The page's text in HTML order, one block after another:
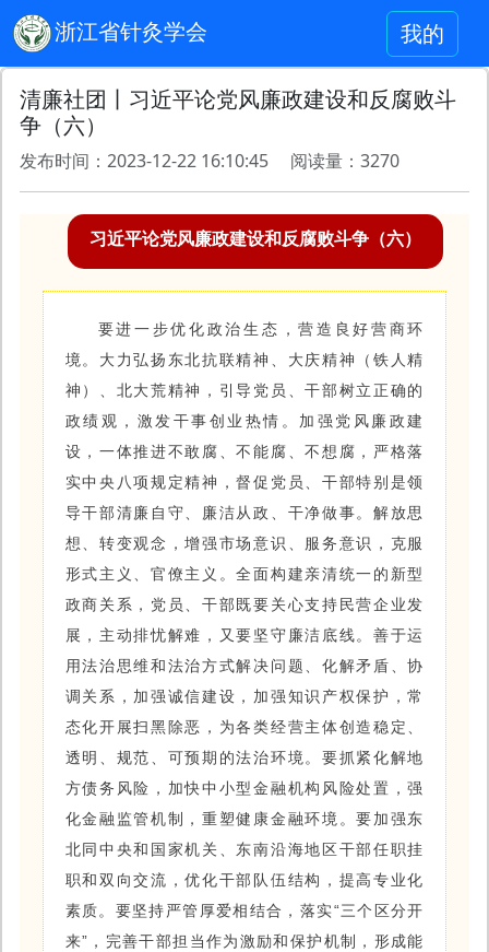
浙江省针灸学会 我的
清廉社团丨习近平论党风廉政建设和反腐败斗
争（六）
发布时间：2023-12-22 16:10:45 阅读量：3270
习近平论党风廉政建设和反腐败斗争（六）
要进一步优化政治生态，营造良好营商环
境。大力弘扬东北抗联精神、大庆精神（铁人精
神）、北大荒精神，引导党员、干部树立正确的
政绩观，激发干事创业热情。加强党风廉政建
设，一体推进不敢腐、不能腐、不想腐，严格落
实中央八项规定精神，督促党员、干部特别是领
导干部清廉自守、廉洁从政、干净做事。解放思
想、转变观念，增强市场意识、服务意识，克服
形式主义、官僚主义。全面构建亲清统一的新型
政商关系，党员、干部既要关心支持民营企业发
展，主动排忧解难，又要坚守廉洁底线。善于运
用法治思维和法治方式解决问题、化解矛盾、协
调关系，加强诚信建设，加强知识产权保护，常
态化开展扫黑除恶，为各类经营主体创造稳定、
透明、规范、可预期的法治环境。要抓紧化解地
方债务风险，加快中小型金融机构风险处置，强
化金融监管机制，重塑健康金融环境。要加强东
北同中央和国家机关、东南沿海地区干部任职挂
职和双向交流，优化干部队伍结构，提高专业化
素质。要坚持严管厚爱相结合，落实“三个区分开
来”，完善干部担当作为激励和保护机制，形成能